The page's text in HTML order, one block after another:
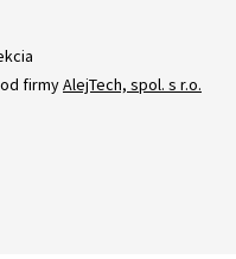
od firmyAlejTech, spol. s r.o.